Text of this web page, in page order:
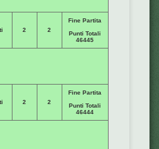
2 2
Fine Partita
Punti Totali
46445
2 2
Fine Partita
Punti Totali
46444